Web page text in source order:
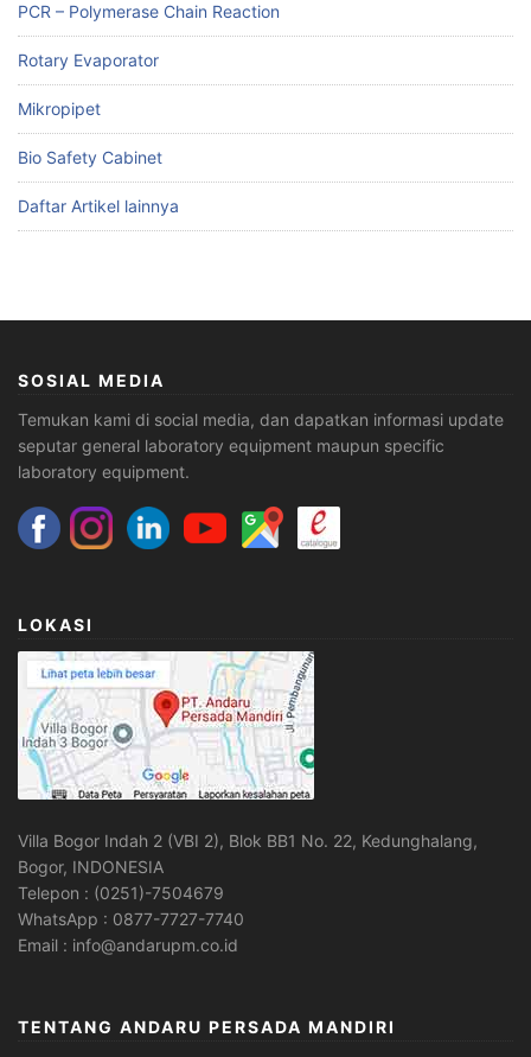
PCR – Polymerase Chain Reaction
Rotary Evaporator
Mikropipet
Bio Safety Cabinet
Daftar Artikel lainnya
SOSIAL MEDIA
Temukan kami di social media, dan dapatkan informasi update
seputar general laboratory equipment maupun specific
laboratory equipment.
LOKASI
Villa Bogor Indah 2 (VBI 2), Blok BB1 No. 22, Kedunghalang,
Bogor, INDONESIA
Telepon : (0251)-7504679
WhatsApp : 0877-7727-7740
Email : info@andarupm.co.id
TENTANG ANDARU PERSADA MANDIRI